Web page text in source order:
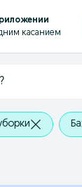
касанием